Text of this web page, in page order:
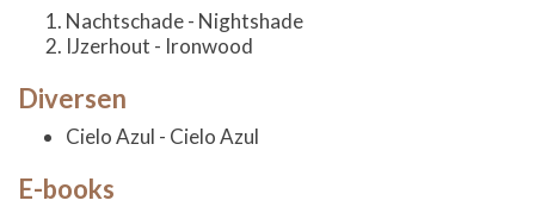
Nachtschade - Nightshade
IJzerhout - Ironwood
Diversen
Cielo Azul - Cielo Azul
E-books